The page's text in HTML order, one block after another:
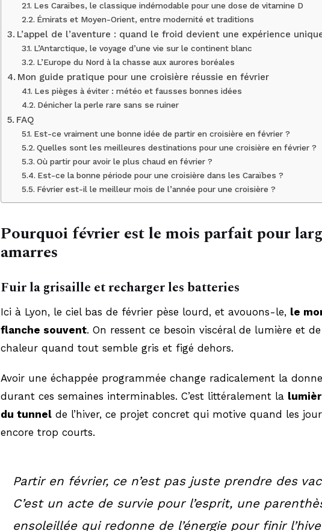
Les Caraïbes, le classique indémodable pour une dose de vitamine D
Émirats et Moyen-Orient, entre modernité et traditions
L’appel de l’aventure : quand le froid devient une expérience
L’Antarctique, le voyage d’une vie sur le continent blanc
L’Europe du Nord à la chasse aux aurores boréales
Mon guide pratique pour une croisière réussie en février
Les pièges à éviter : météo et fausses bonnes idées
Dénicher la perle rare sans se ruiner
FAQ
Est-ce vraiment une bonne idée de partir en croisière en février ?
Quelles sont les meilleures destinations pour une croisière en février ?
Où partir pour avoir le plus chaud en février ?
Est-ce la bonne période pour une croisière dans les Caraïbes ?
Février est-il le meilleur mois de l’année pour une croisière ?
Pourquoi février est le mois parfait pour
amarres
Fuir la grisaille et recharger les batteries
Ici à Lyon, le ciel bas de février pèse lourd, et avouons-le, le
flanche souvent. On ressent ce besoin viscéral de lumière et
chaleur quand tout semble gris et figé dehors.
Avoir une échappée programmée change radicalement la
durant ces semaines interminables. C’est littéralement la
du tunnel de l’hiver, ce projet concret qui motive quand les
encore trop courts.
Partir en février, ce n’est pas juste prendre des
C’est un acte de survie pour l’esprit, une
ensoleillée qui redonne de l’énergie pour finir